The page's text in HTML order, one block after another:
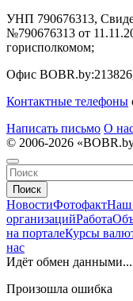
УНП 790676313,
№790676313 от
горисполкомом;
Офис BOBR.by:
Контактные телефоны
Написать письмо О
© 2006-2026
Поиск
НовостиФотофактНаш
организацийРабота
на порталеКурсы
нас
Идёт обмен данными...
Произошла ошибка